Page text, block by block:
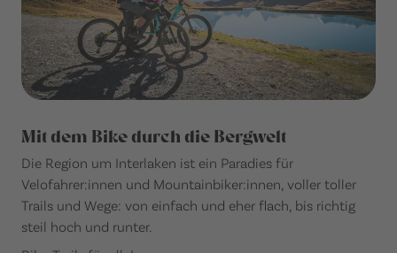
Mit dem Bike durch die Bergwelt
Die Region um Interlaken ist ein Paradies für
Velofahrer:innen und Mountainbiker:innen, voller toller
Trails und Wege: von einfach und eher flach, bis richtig
steil hoch und runter.